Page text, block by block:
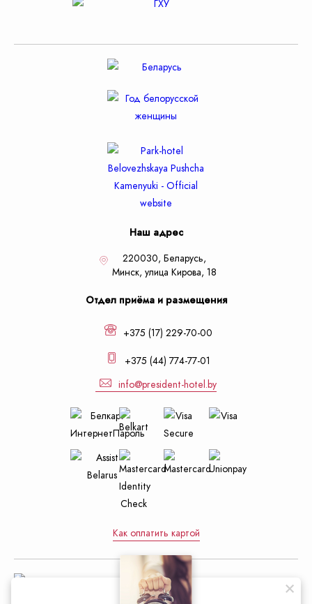
Наш адрес
220030, Беларусь,
Минск, улица Кирова, 18
Отдел приёма и размещения
+375 (17) 229-70-00
+375 (44) 774-77-01
info@president-hotel.by
Как оплатить картой
Управление делами Президента